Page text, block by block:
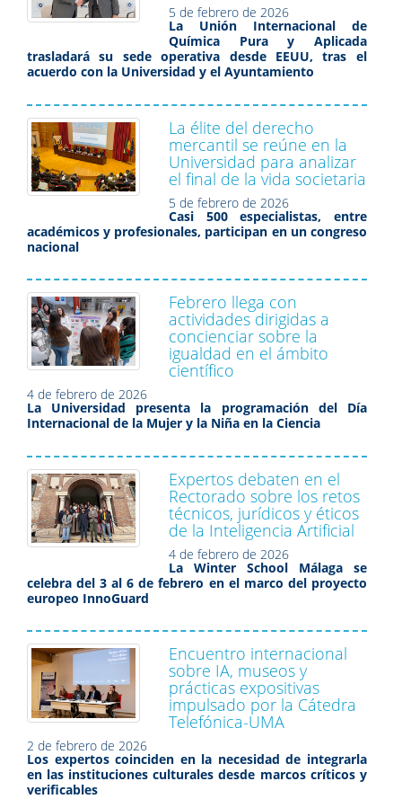
5 de febrero de 2026
La Unión Internacional de
Química Pura y Aplicada
trasladará su sede operativa desde EEUU, tras el
acuerdo con la Universidad y el Ayuntamiento
La élite del derecho
mercantil se reúne en la
Universidad para analizar
el final de la vida societaria
5 de febrero de 2026
Casi 500 especialistas, entre
académicos y profesionales, participan en un congreso
nacional
Febrero llega con
actividades dirigidas a
concienciar sobre la
igualdad en el ámbito
científico
4 de febrero de 2026
La Universidad presenta la programación del Día
Internacional de la Mujer y la Niña en la Ciencia
Expertos debaten en el
Rectorado sobre los retos
técnicos, jurídicos y éticos
de la Inteligencia Artificial
4 de febrero de 2026
La Winter School Málaga se
celebra del 3 al 6 de febrero en el marco del proyecto
europeo InnoGuard
Encuentro internacional
sobre IA, museos y
prácticas expositivas
impulsado por la Cátedra
Telefónica-UMA
2 de febrero de 2026
Los expertos coinciden en la necesidad de integrarla
en las instituciones culturales desde marcos críticos y
verificables